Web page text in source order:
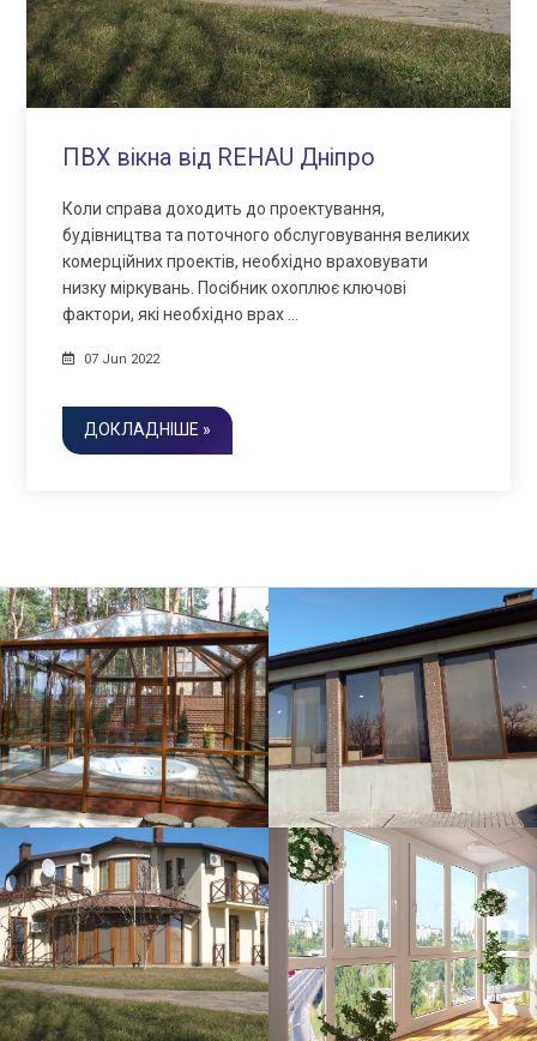
ПВХ вікна від REHAU Дніпро
Коли справа доходить до проектування,
будівництва та поточного обслуговування великих
комерційних проектів, необхідно враховувати
низку міркувань. Посібник охоплює ключові
фактори, які необхідно врах …
07 Jun 2022
ДОКЛАДНІШЕ »